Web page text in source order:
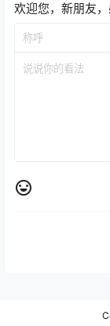
欢迎您，新朋友，